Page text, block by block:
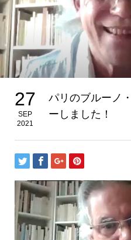
27
SEP
2021
パリのブルーノ
ーしました！